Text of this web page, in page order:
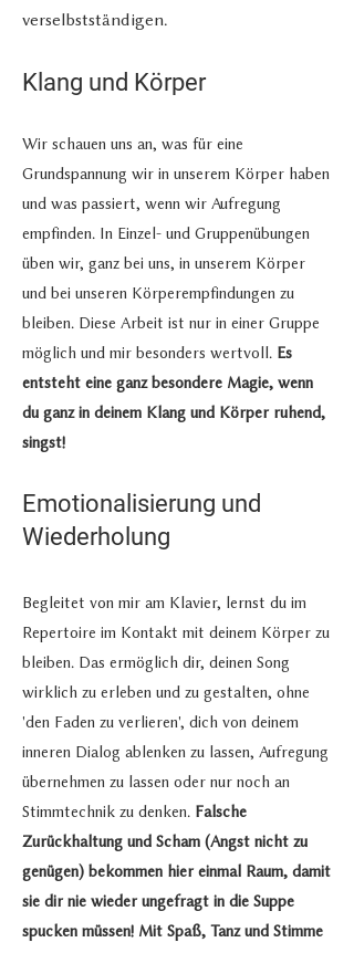
verselbstständigen.
Klang und Körper
Wir schauen uns an, was für eine
Grundspannung wir in unserem Körper haben
und was passiert, wenn wir Aufregung
empfinden. In Einzel- und Gruppenübungen
üben wir, ganz bei uns, in unserem Körper
und bei unseren Körperempfindungen zu
bleiben. Diese Arbeit ist nur in einer Gruppe
möglich und mir besonders wertvoll. Es
entsteht eine ganz besondere Magie, wenn
du ganz in deinem Klang und Körper ruhend,
singst!
Emotionalisierung und
Wiederholung
Begleitet von mir am Klavier, lernst du im
Repertoire im Kontakt mit deinem Körper zu
bleiben. Das ermöglich dir, deinen Song
wirklich zu erleben und zu gestalten, ohne
'den Faden zu verlieren', dich von deinem
inneren Dialog ablenken zu lassen, Aufregung
übernehmen zu lassen oder nur noch an
Stimmtechnik zu denken. Falsche
Zurückhaltung und Scham (Angst nicht zu
genügen) bekommen hier einmal Raum, damit
sie dir nie wieder ungefragt in die Suppe
spucken müssen! Mit Spaß, Tanz und Stimme